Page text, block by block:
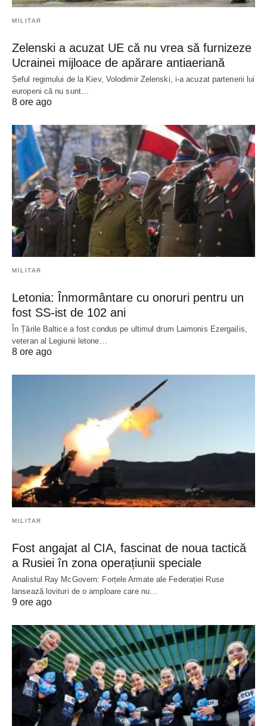
MILITAR
Zelenski a acuzat UE că nu vrea să furnizeze
Ucrainei mijloace de apărare antiaeriană
Șeful regimului de la Kiev, Volodimir Zelenski, i-a acuzat partenerii lui
europeni că nu sunt…
8 ore ago
MILITAR
Letonia: Înmormântare cu onoruri pentru un
fost SS-ist de 102 ani
În Țările Baltice a fost condus pe ultimul drum Laimonis Ezergailis,
veteran al Legiunii letone…
8 ore ago
MILITAR
Fost angajat al CIA, fascinat de noua tactică
a Rusiei în zona operațiunii speciale
Analistul Ray McGovern: Forțele Armate ale Federației Ruse
lansează lovituri de o amploare care nu…
9 ore ago